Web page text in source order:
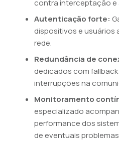
contra interceptação
Autenticação forte:
dispositivos e usuários
rede.
Redundância de
dedicados com
interrupções na
Monitoramento
especializado
performance dos
de eventuais